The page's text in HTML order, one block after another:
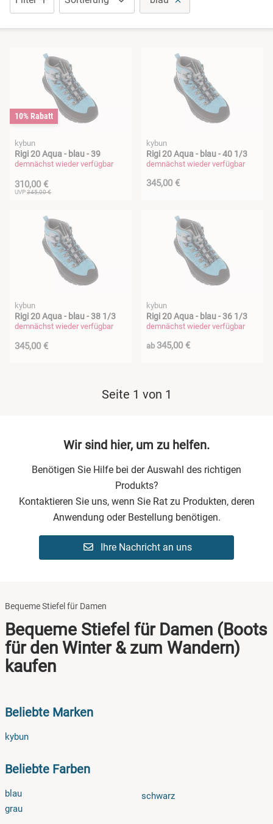
10% Rabatt
kybun
Rigi 20 Aqua - blau - 39
demnächst wieder verfügbar
310,00 €
UVP345,00 €
kybun
Rigi 20 Aqua - blau - 40 1/3
demnächst wieder verfügbar
345,00 €
kybun
Rigi 20 Aqua - blau - 38 1/3
demnächst wieder verfügbar
345,00 €
kybun
Rigi 20 Aqua - blau - 36 1/3
demnächst wieder verfügbar
ab 345,00 €
Seite 1 von 1
Wir sind hier, um zu helfen.
Benötigen Sie Hilfe bei der Auswahl des richtigen
Produkts?
Kontaktieren Sie uns, wenn Sie Rat zu Produkten, deren
Anwendung oder Bestellung benötigen.
Ihre Nachricht an uns
Bequeme Stiefel für Damen
Bequeme Stiefel für Damen (Boots
für den Winter & zum Wandern)
kaufen
Beliebte Marken
kybun
Beliebte Farben
blau
grau
schwarz
Schuhe mit Klettverschluss
Sneaker
Wanderschuhe